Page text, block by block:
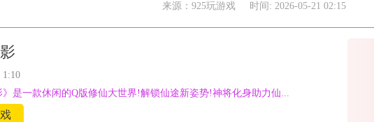
来源：925玩游戏 时间: 2026-05-21 02:15
1:10
》是一款休闲的Q版修仙大世界!解锁仙途新姿势!神将化身助力仙...